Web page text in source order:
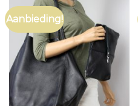
Aanbieding!